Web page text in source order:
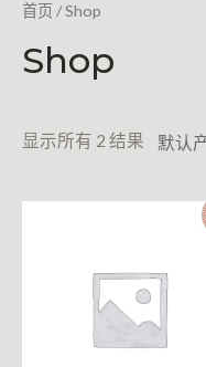
首页/ Shop
Shop
显示所有 2 结果